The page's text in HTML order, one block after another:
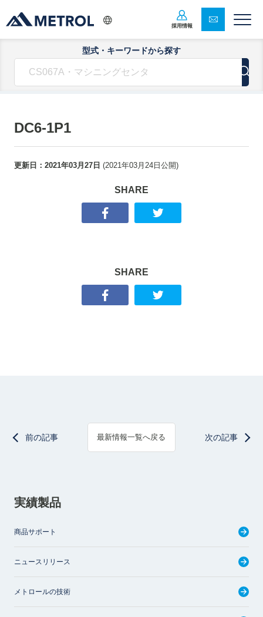
採用情報
型式・キーワードから探す
DC6-1P1
更新日： 2021年03月27日 (2021年03月24日 公開)
SHARE
SHARE
前の記事 最新情報一覧へ戻る 次の記事
実績製品
商品サポート
ニュースリリース
メトロールの技術